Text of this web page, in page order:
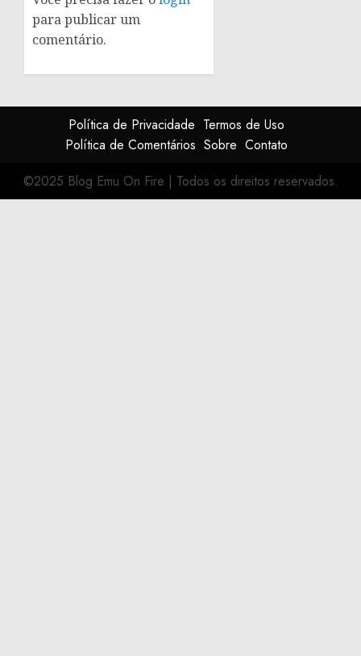
para publicar um
comentário.
Política de Privacidade Termos de Uso
Política de Comentários Sobre Contato
©2025 Blog Emu On Fire | Todos os direitos reservados.